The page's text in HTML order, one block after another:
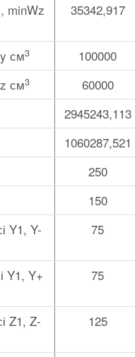
minWz
35342,917
см3 100000
см3 60000
2945243,113
1060287,521
250
150
Y1, Y-
75
Y1, Y+
75
Z1, Z-
125